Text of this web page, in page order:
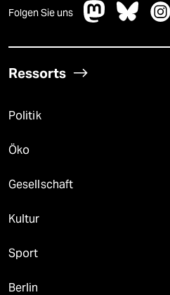
Folgen Sie uns
Ressorts
Politik
Öko
Gesellschaft
Kultur
Sport
Berlin